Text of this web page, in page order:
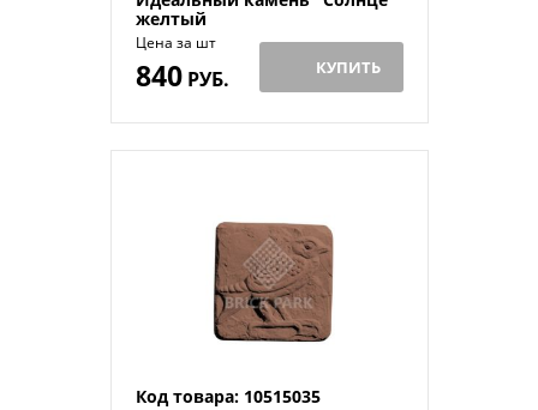
желтый
Цена за шт
840РУБ. КУПИТЬ
Код товара: 10515035